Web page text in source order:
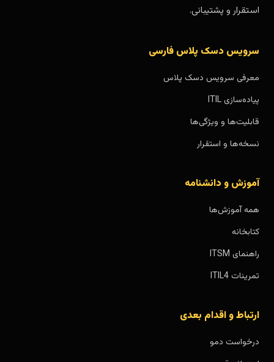
استقرار و پشتیبانی.
سرویس دسک پلاس فارسی
معرفی سرویس دسک پلاس
پیاده‌سازی ITIL
قابلیت‌ها و ویژگی‌ها
نسخه‌ها و استقرار
آموزش و دانشنامه
همه آموزش‌ها
کتابخانه
راهنمای ITSM
تمرینات ITIL4
ارتباط و اقدام بعدی
درخواست دمو